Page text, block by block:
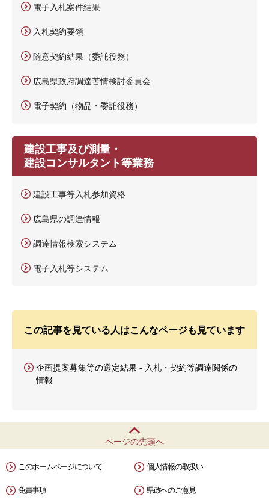
電子入札案件結果
入札契約要領
随意契約結果（委託役務）
広島県政府調達苦情検討委員会
電子契約（物品・委託役務）
建設工事及び測量・
建設コンサルタント等業務
建設工事等入札参加資格
広島県の調達情報
調達情報検索システム
電子入札等システム
この記事を見ている人はこんなページも見ています
企画提案募集等の選定結果 - 入札・契約等調達関係の
情報
ページの先頭へ
このホームページについて 個人情報の取扱い
免責事項 県政へのご意見